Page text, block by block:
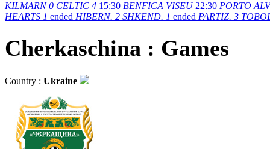
KILMARN 0 CELTIC 4 15:30 BENFICA VISEU 22:30 PORTO
HEARTS 1 ended HIBERN. 2 SHKEND. 1 ended PARTIZ. 3
Cherkaschina : Games
Country : Ukraine